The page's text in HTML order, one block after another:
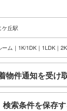
ケ丘駅
ーム｜1K/1DK｜1LDK｜
物件通知を受け
検索条件を保存